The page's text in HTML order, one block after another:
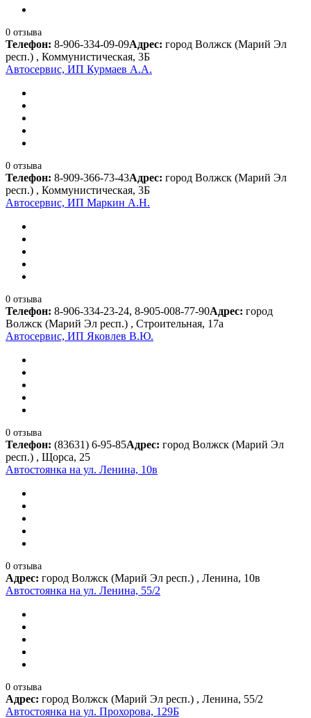
0 отзыва
Телефон: 8-906-334-09-09Адрес: город Волжск (Марий Эл
респ.) , Коммунистическая, 3Б
Автосервис, ИП Курмаев А.А.
0 отзыва
Телефон: 8-909-366-73-43Адрес: город Волжск (Марий Эл
респ.) , Коммунистическая, 3Б
Автосервис, ИП Маркин А.Н.
0 отзыва
Телефон: 8-906-334-23-24, 8-905-008-77-90Адрес: город
Волжск (Марий Эл респ.) , Строительная, 17а
Автосервис, ИП Яковлев В.Ю.
0 отзыва
Телефон: (83631) 6-95-85Адрес: город Волжск (Марий Эл
респ.) , Щорса, 25
Автостоянка на ул. Ленина, 10в
0 отзыва
Адрес: город Волжск (Марий Эл респ.) , Ленина, 10в
Автостоянка на ул. Ленина, 55/2
0 отзыва
Адрес: город Волжск (Марий Эл респ.) , Ленина, 55/2
Автостоянка на ул. Прохорова, 129Б